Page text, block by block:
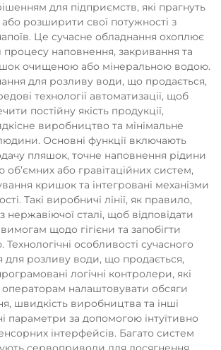
для підприємств, які прагнуть
розширити свої потужності з
Це сучасне обладнання охоплює
наповнення, закривання та
очищеною або мінеральною водою.
для розливу води, що продається,
технології автоматизації, щоб
постійну якість продукції,
виробництво та мінімальне
Основні функції включають
пляшок, точне наповнення рідини
або гравітаційних систем,
кришок та інтегровані механізми
Такі виробничі лінії, як правило,
нержавіючої сталі, щоб відповідати
щодо гігієни та запобігти
особливості сучасного
для розливу води, що продається,
логічні контролери, які
налаштовувати обсяги
швидкість виробництва та інші
параметри за допомогою інтуїтивно
інтерфейсів. Багато систем